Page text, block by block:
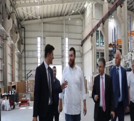
Marmara OSB Müteşebbis Heyeti
Toplantısı gerçekleştirildi
05 Ağustos 2026